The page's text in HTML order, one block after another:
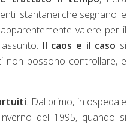
istantanei che segnano le
valere per il
Il caos e il caso si
non possono controllare, e
. Dal primo, in ospedale
del 1995, quando si